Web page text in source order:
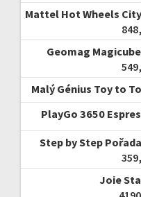
Mattel Hot Wheels
Geomag
Malý Génius Toy to
PlayGo 3650
Step by Step
Joie